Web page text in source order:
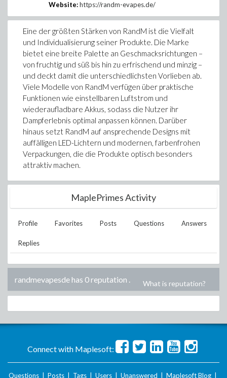
Website: https://randm-evapes.de/
Eine der größten Stärken von RandM ist die Vielfalt
und Individualisierung seiner Produkte. Die Marke
bietet eine breite Palette an Geschmacksrichtungen –
von fruchtig und süß bis hin zu erfrischend und minzig –
und deckt damit die unterschiedlichsten Vorlieben ab.
Viele Modelle von RandM verfügen über praktische
Funktionen wie einstellbaren Luftstrom und
wiederaufladbare Akkus, sodass die Nutzer ihr
Dampferlebnis optimal anpassen können. Darüber
hinaus setzt RandM auf ansprechende Designs mit
auffälligen LED-Lichtern und modernen, farbenfrohen
Verpackungen, die die Produkte optisch besonders
attraktiv machen.
MaplePrimes Activity
Profile Favorites Posts Questions Answers
Replies
randmevapesde has 0 reputation . What is reputation?
Connect with Maplesoft:
Questions Posts Tags Users Unanswered Maplesoft Blog